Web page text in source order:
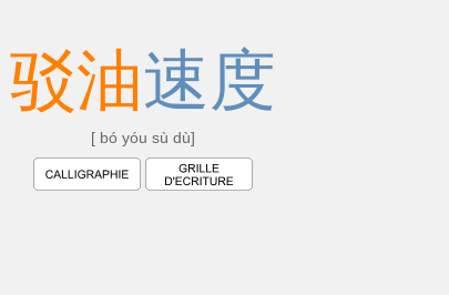
驳油速度
[ bó yóu sù dù]